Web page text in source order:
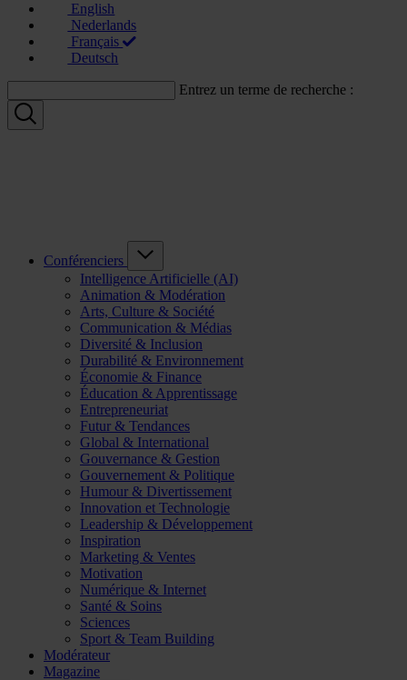
English
Nederlands
Français
Deutsch
Entrez un terme de recherche :
Conférenciers
Intelligence Artificielle (AI)
Animation & Modération
Arts, Culture & Société
Communication & Médias
Diversité & Inclusion
Durabilité & Environnement
Économie & Finance
Éducation & Apprentissage
Entrepreneuriat
Futur & Tendances
Global & International
Gouvernance & Gestion
Gouvernement & Politique
Humour & Divertissement
Innovation et Technologie
Leadership & Développement
Inspiration
Marketing & Ventes
Motivation
Numérique & Internet
Santé & Soins
Sciences
Sport & Team Building
Modérateur
Magazine